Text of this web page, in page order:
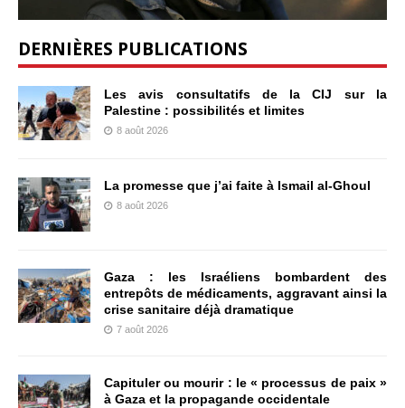
DERNIÈRES PUBLICATIONS
Les avis consultatifs de la CIJ sur la
Palestine : possibilités et limites
8 août 2026
La promesse que j’ai faite à Ismail al-Ghoul
8 août 2026
Gaza : les Israéliens bombardent des
entrepôts de médicaments, aggravant ainsi la
crise sanitaire déjà dramatique
7 août 2026
Capituler ou mourir : le « processus de paix »
à Gaza et la propagande occidentale